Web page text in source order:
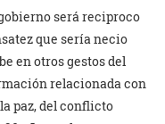
será reciproco
que sería necio
en otros gestos del
relacionada con
paz, del conflicto